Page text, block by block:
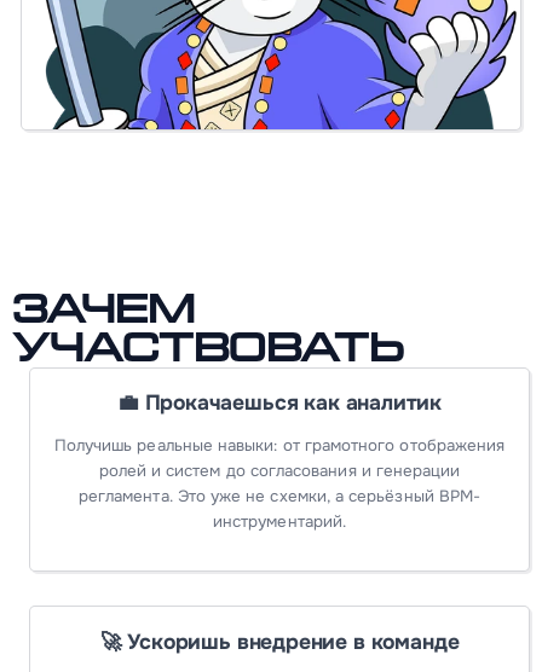
Зачем
участвовать
💼 Прокачаешься как аналитик
Получишь реальные навыки: от грамотного отображения
ролей и систем до согласования и генерации
регламента. Это уже не схемки, а серьёзный BPM-
инструментарий.
🚀 Ускоришь внедрение в команде